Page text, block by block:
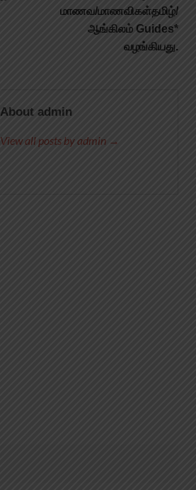
மாணவ/மாணவிகள்தமிழ்/
ஆங்கிலம் Guides*
வழங்கியது.
About admin
View all posts by admin →